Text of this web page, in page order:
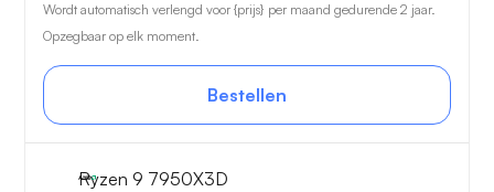
Wordt automatisch verlengd voor {prijs} per maand gedurende 2 jaar.
Opzegbaar op elk moment.
Bestellen
Ryzen 9 7950X3D